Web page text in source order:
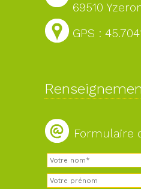
69510
GPS :
Formulaire